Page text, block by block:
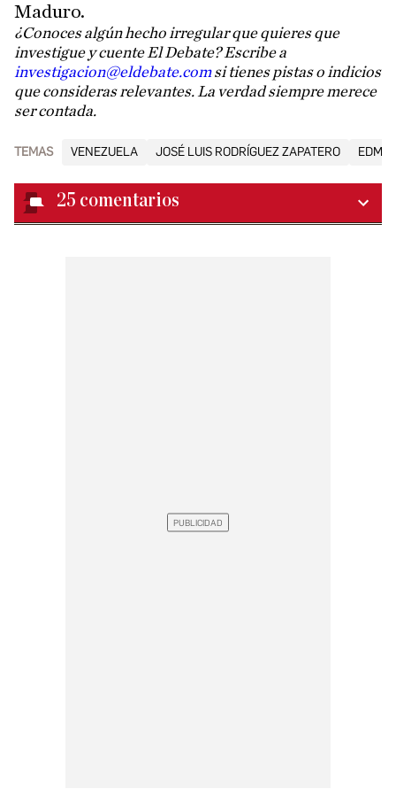
Maduro.
¿Conoces algún hecho irregular que quieres que
investigue y cuente El Debate? Escribe a
investigacion@eldebate.comsi tienes pistas o indicios
que consideras relevantes. La verdad siempre merece
ser contada.
TEMAS VENEZUELA JOSÉ LUIS RODRÍGUEZ ZAPATERO
25 comentarios